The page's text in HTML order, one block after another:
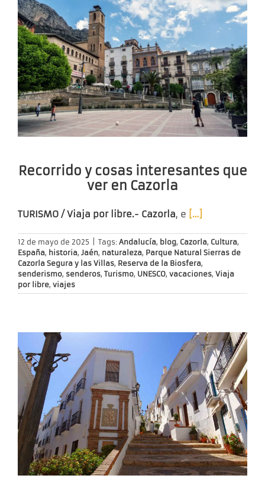
Recorrido y cosas interesantes que
ver en Cazorla
TURISMO / Viaja por libre.- Cazorla, e […]
12 de mayo de 2025 Tags: Andalucía, blog, Cazorla, Cultura,
España, historia, Jaén, naturaleza, Parque Natural Sierras de
Cazorla Segura y las Villas, Reserva de la Biosfera,
senderismo, senderos, Turismo, UNESCO, vacaciones, Viaja
por libre, viajes